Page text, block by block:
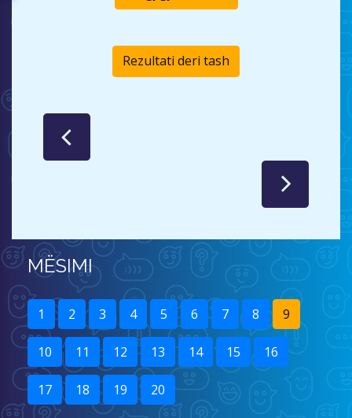
Rezultati deri tash
MËSIMI
1 2 3 4 5 6 7 8 9
10 11 12 13 14 15 16
17 18 19 20